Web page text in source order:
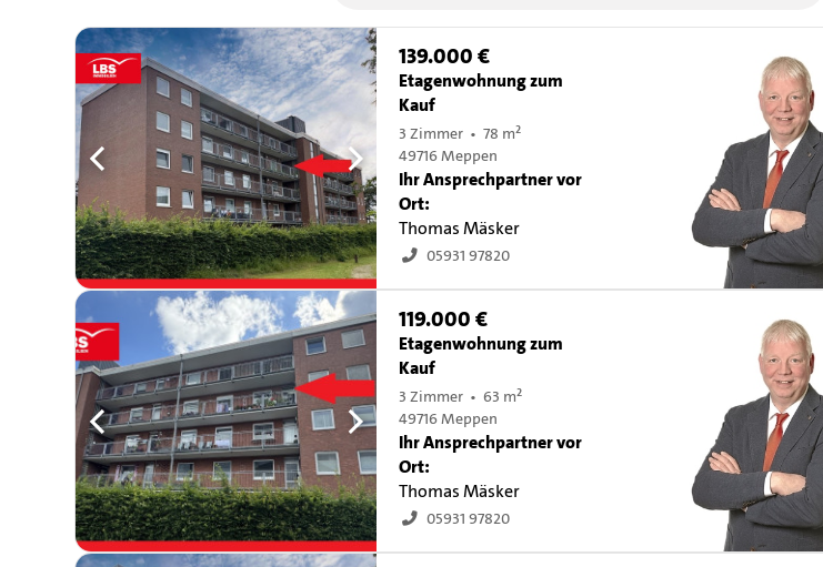
139.000 €
Etagenwohnung zum
Kauf
3 Zimmer • 78 m²
49716 Meppen
Ihr Ansprechpartner vor
Ort:
Thomas Mäsker
05931 97820
119.000 €
Etagenwohnung zum
Kauf
3 Zimmer • 63 m²
49716 Meppen
Ihr Ansprechpartner vor
Ort:
Thomas Mäsker
05931 97820